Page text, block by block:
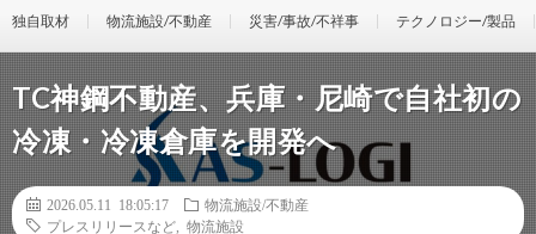
独自取材 物流施設/不動産 災害/事故/不祥事 テクノロジー/製品
TC神鋼不動産、兵庫・尼崎で自社初の
冷凍・冷凍倉庫を開発へ
2026.05.11 18:05:17
物流施設/不動産
プレスリリースなど
物流施設